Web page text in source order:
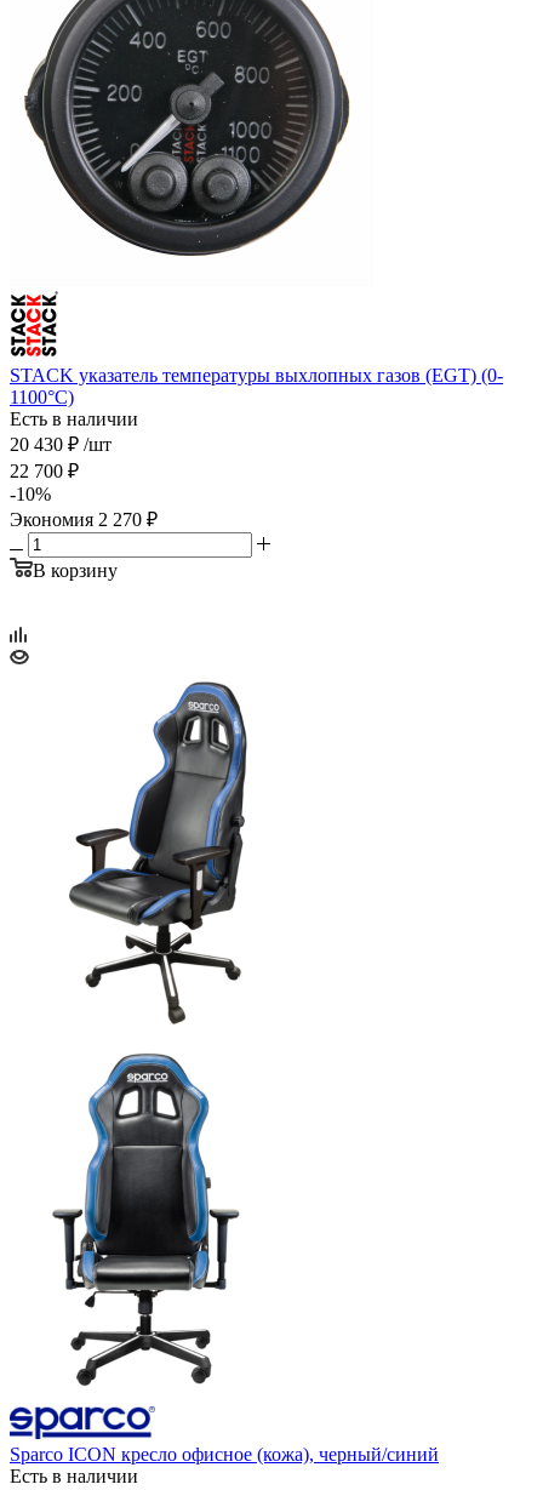
STACK указатель температуры выхлопных газов (EGT) (0-
1100°C)
Есть в наличии
20 430 ₽ /шт
22 700 ₽
-10%
Экономия 2 270 ₽
В корзину
Sparco ICON кресло офисное (кожа), черный/синий
Есть в наличии